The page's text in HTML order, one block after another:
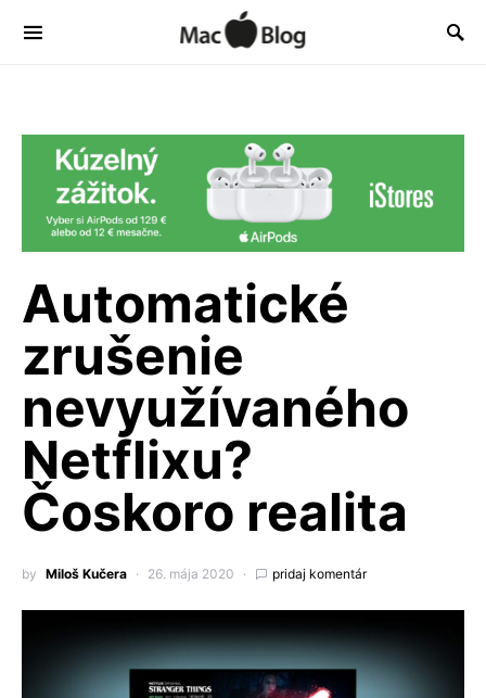
Automatické
zrušenie
nevyužívaného
Netflixu?
Čoskoro realita
by Miloš Kučera 26. mája 2020 pridaj komentár